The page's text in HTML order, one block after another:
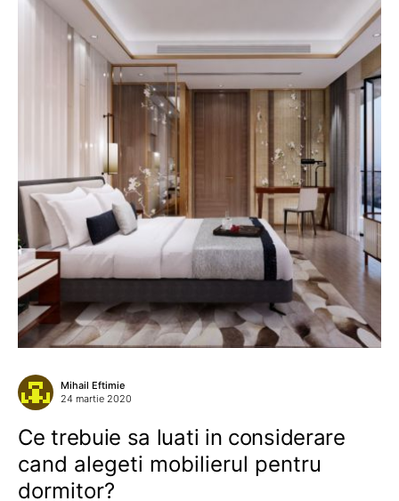
Mihail Eftimie
24 martie 2020
Ce trebuie sa luati in considerare
cand alegeti mobilierul pentru
dormitor?